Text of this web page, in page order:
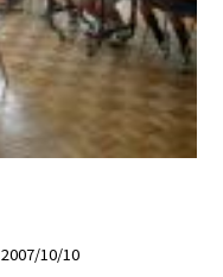
2007/10/10